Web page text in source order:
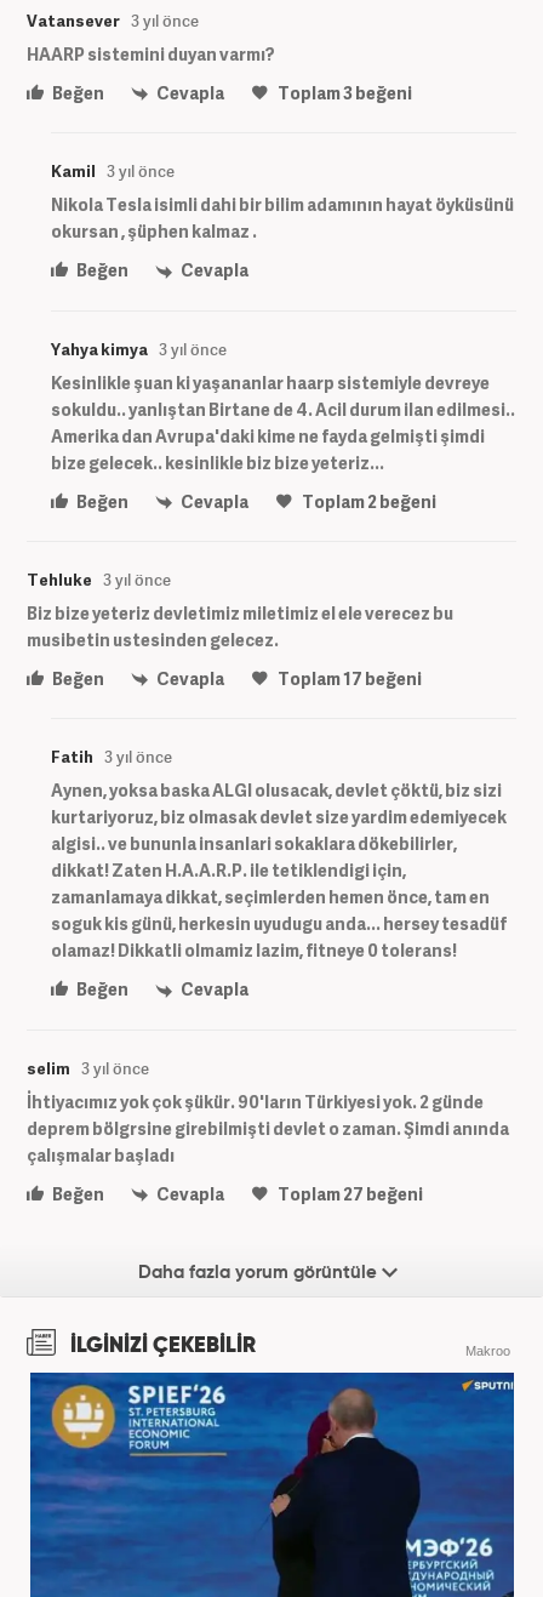
Vatansever 3 yıl önce
HAARP sistemini duyan varmı?
Beğen
Cevapla Toplam3beğeni
Kamil 3 yıl önce
Nikola Tesla isimli dahi bir bilim adamının hayat öyküsünü
okursan , şüphen kalmaz .
Beğen
Cevapla
Yahya kimya 3 yıl önce
Kesinlikle şuan ki yaşananlar haarp sistemiyle devreye
sokuldu.. yanlıştan Birtane de 4. Acil durum ilan edilmesi..
Amerika dan Avrupa'daki kime ne fayda gelmişti şimdi
bize gelecek.. kesinlikle biz bize yeteriz...
Beğen
Cevapla Toplam2 beğeni
Tehluke 3 yıl önce
Biz bize yeteriz devletimiz miletimiz el ele verecez bu
musibetin ustesinden gelecez.
Beğen
Cevapla Toplam17 beğeni
Fatih 3 yıl önce
Aynen, yoksa baska ALGI olusacak, devlet çöktü, biz sizi
kurtariyoruz, biz olmasak devlet size yardim edemiyecek
algisi.. ve bununla insanlari sokaklara dökebilirler,
dikkat! Zaten H.A.A.R.P. ile tetiklendigi için,
zamanlamaya dikkat, seçimlerden hemen önce, tam en
soguk kis günü, herkesin uyudugu anda... hersey tesadüf
olamaz! Dikkatli olmamiz lazim, fitneye 0 tolerans!
Beğen
Cevapla
selim 3 yıl önce
İhtiyacımız yok çok şükür. 90'ların Türkiyesi yok. 2 günde
deprem bölgrsine girebilmişti devlet o zaman. Şimdi anında
çalışmalar başladı
Beğen
Cevapla Toplam27 beğeni
Daha fazla yorum görüntüle
İLGİNİZİ ÇEKEBİLİR Makroo